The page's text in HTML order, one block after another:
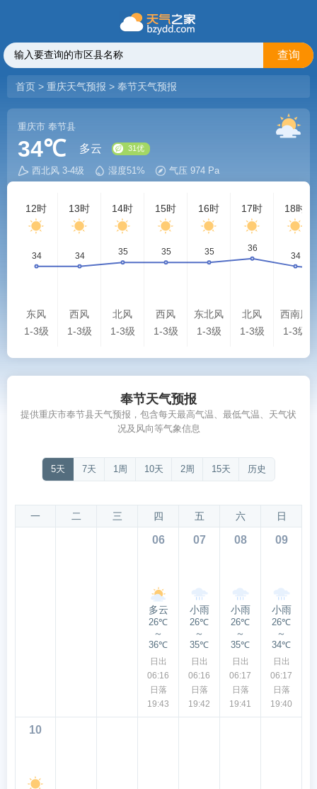
查询
首页 > 重庆天气预报 > 奉节天气预报
重庆市 奉节县
34℃ 多云
西北风 3-4级 湿度51% 气压 974 Pa
12时
东风
1-3级
13时
西风
1-3级
14时
北风
1-3级
15时
西风
1-3级
16时
东北风
1-3级
17时
北风
1-3级
18时
西南风
1-3级
奉节天气预报
提供重庆市奉节县天气预报，包含每天最高气温、最低气温、天气状
况及风向等气象信息
5天 7天 1周 10天 2周 15天 历史
一 二 三 四 五 六 日
06
多云
26℃
～
36℃
日出
06:16
日落
19:43
07
小雨
26℃
～
35℃
日出
06:16
日落
19:42
08
小雨
26℃
～
35℃
日出
06:17
日落
19:41
09
小雨
26℃
～
34℃
日出
06:17
日落
19:40
10